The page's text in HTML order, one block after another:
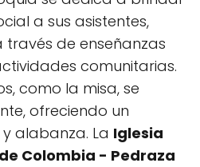
a sus asistentes,
de enseñanzas
comunitarias.
como la misa, se
ofreciendo un
alabanza. La Iglesia
Colombia - Pedraza